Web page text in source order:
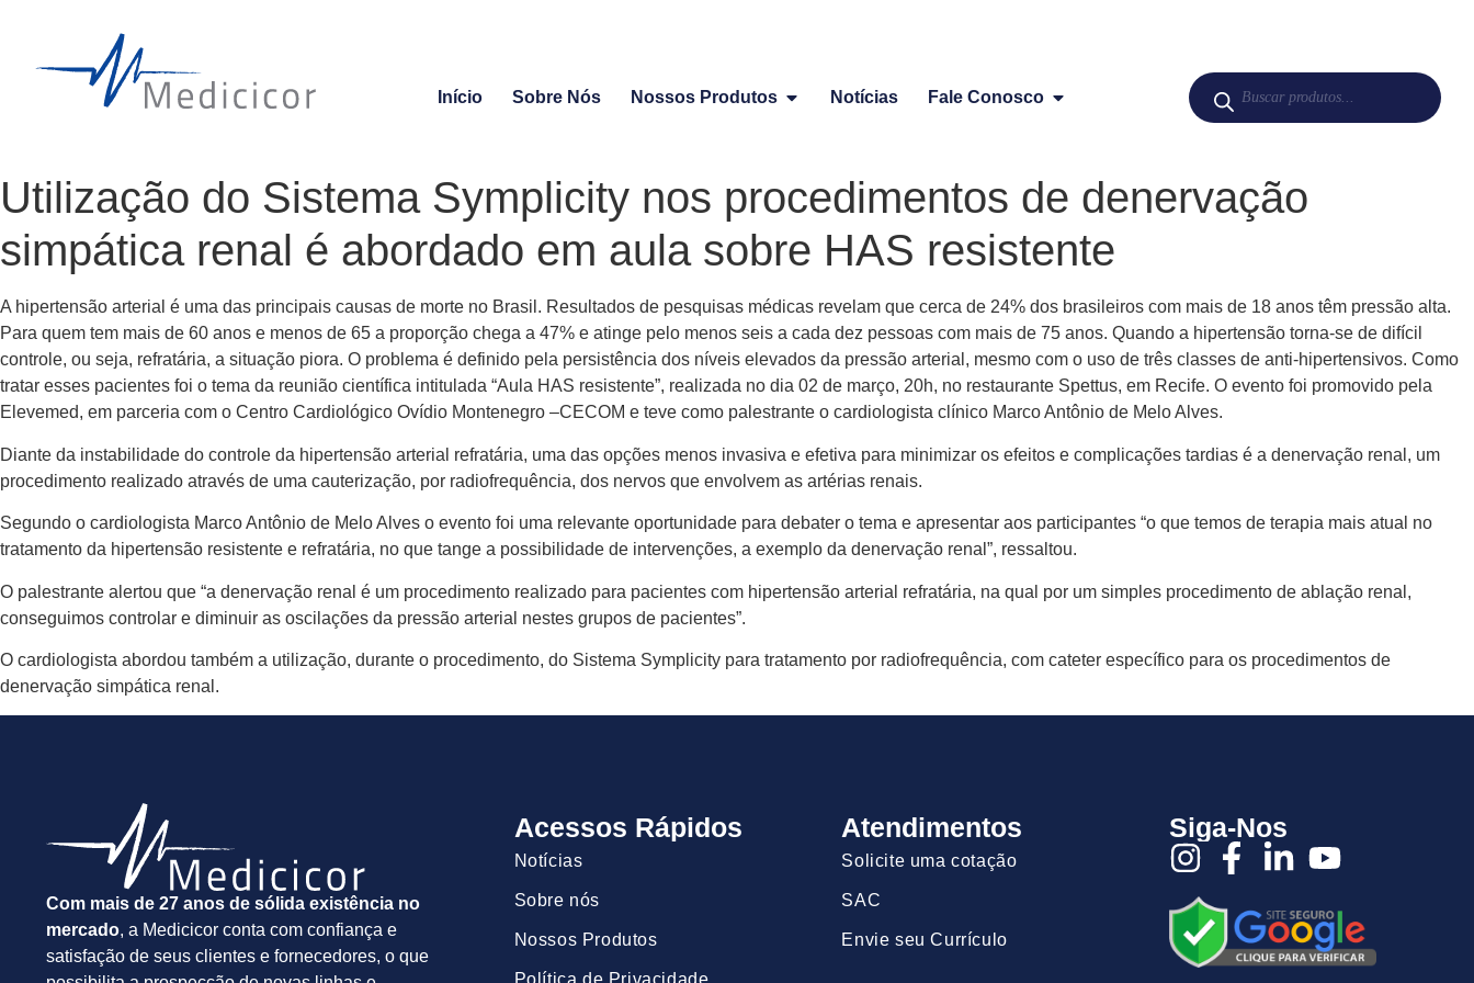
Início Sobre Nós Nossos Produtos Notícias Fale Conosco
Utilização do Sistema Symplicity nos procedimentos de denervação
simpática renal é abordado em aula sobre HAS resistente
A hipertensão arterial é uma das principais causas de morte no Brasil. Resultados de pesquisas médicas revelam que cerca de 24% dos brasileiros com mais de 18 anos têm pressão alta.
Para quem tem mais de 60 anos e menos de 65 a proporção chega a 47% e atinge pelo menos seis a cada dez pessoas com mais de 75 anos. Quando a hipertensão torna-se de difícil
controle, ou seja, refratária, a situação piora. O problema é definido pela persistência dos níveis elevados da pressão arterial, mesmo com o uso de três classes de anti-hipertensivos. Como
tratar esses pacientes foi o tema da reunião científica intitulada “Aula HAS resistente”, realizada no dia 02 de março, 20h, no restaurante Spettus, em Recife. O evento foi promovido pela
Elevemed, em parceria com o Centro Cardiológico Ovídio Montenegro –CECOM e teve como palestrante o cardiologista clínico Marco Antônio de Melo Alves.
Diante da instabilidade do controle da hipertensão arterial refratária, uma das opções menos invasiva e efetiva para minimizar os efeitos e complicações tardias é a denervação renal, um
procedimento realizado através de uma cauterização, por radiofrequência, dos nervos que envolvem as artérias renais.
Segundo o cardiologista Marco Antônio de Melo Alves o evento foi uma relevante oportunidade para debater o tema e apresentar aos participantes “o que temos de terapia mais atual no
tratamento da hipertensão resistente e refratária, no que tange a possibilidade de intervenções, a exemplo da denervação renal”, ressaltou.
O palestrante alertou que “a denervação renal é um procedimento realizado para pacientes com hipertensão arterial refratária, na qual por um simples procedimento de ablação renal,
conseguimos controlar e diminuir as oscilações da pressão arterial nestes grupos de pacientes”.
O cardiologista abordou também a utilização, durante o procedimento, do Sistema Symplicity para tratamento por radiofrequência, com cateter específico para os procedimentos de
denervação simpática renal.
Com mais de 27 anos de sólida existência no
mercado, a Medicicor conta com confiança e
satisfação de seus clientes e fornecedores, o que
Acessos Rápidos
Notícias
Sobre nós
Nossos Produtos
Atendimentos
Solicite uma cotação
SAC
Envie seu Currículo
Siga-Nos